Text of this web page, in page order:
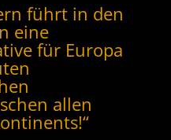
führt in den
eine
für Europa
allen